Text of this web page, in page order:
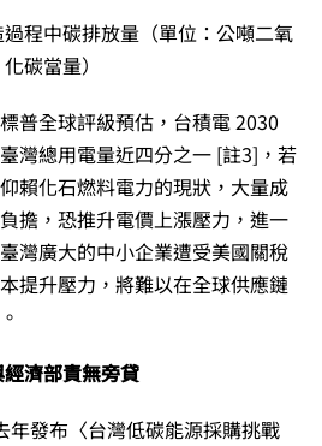
程中碳排放量（單位：公噸二氧
化碳當量）
普全球評級預估，台積電 2030
灣總用電量近四分之一 [註3]，若
賴化石燃料電力的現狀，大量成
擔，恐推升電價上漲壓力，進一
灣廣大的中小企業遭受美國關稅
提升壓力，將難以在全球供應鏈
濟部責無旁貸
年發布〈台灣低碳能源採購挑戰